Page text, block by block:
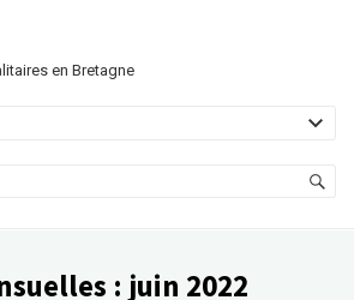
en Bretagne
: juin 2022